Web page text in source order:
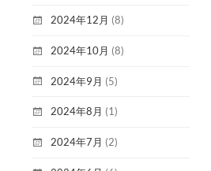
2024年12月 (8)
2024年10月 (8)
2024年9月 (5)
2024年8月 (1)
2024年7月 (2)